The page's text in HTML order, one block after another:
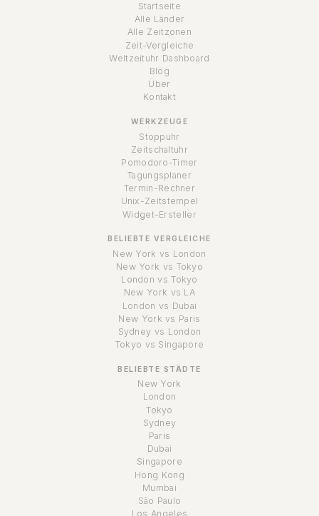
Startseite
Alle Länder
Alle Zeitzonen
Zeit-Vergleiche
Weltzeituhr Dashboard
Blog
Über
Kontakt
WERKZEUGE
Stoppuhr
Zeitschaltuhr
Pomodoro-Timer
Tagungsplaner
Termin-Rechner
Unix-Zeitstempel
Widget-Ersteller
BELIEBTE VERGLEICHE
New York vs London
New York vs Tokyo
London vs Tokyo
New York vs LA
London vs Dubai
New York vs Paris
Sydney vs London
Tokyo vs Singapore
BELIEBTE STÄDTE
New York
London
Tokyo
Sydney
Paris
Dubai
Singapore
Hong Kong
Mumbai
São Paulo
Los Angeles